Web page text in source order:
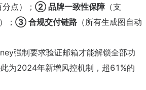
点）； ② 品牌一致性保障 （支
； ③ 合规交付链路 （所有生成图自动
强制要求验证邮箱才能解锁全部功
为2024年新增风控机制，超61%的